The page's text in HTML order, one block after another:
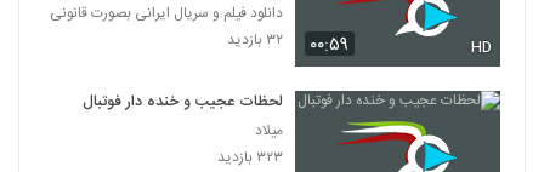
۰۰:۵۹ HD
دانلود فیلم و سریال ایرانی بصورت قانونی
۳۲ بازدید
لحظات عجیب و خنده دار فوتبال
میلاد
۳۲۳ بازدید